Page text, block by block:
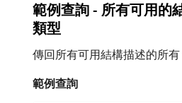
範例查詢 - 所有可用的
類型
傳回所有可用結構描述的所有
範例查詢